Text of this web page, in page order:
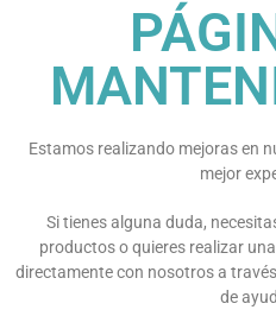
Estamos realizando mejoras en
mejor
Si tienes alguna duda,
productos o quieres realizar
directamente con nosotros a
de